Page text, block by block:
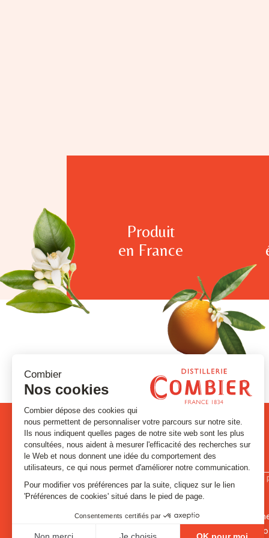
Produit
en France
PRODUITS
Signatures et Historiques
Absinthes et Anisés
Gins & Vodka
LA
Contact
Visites et
L’histoire de